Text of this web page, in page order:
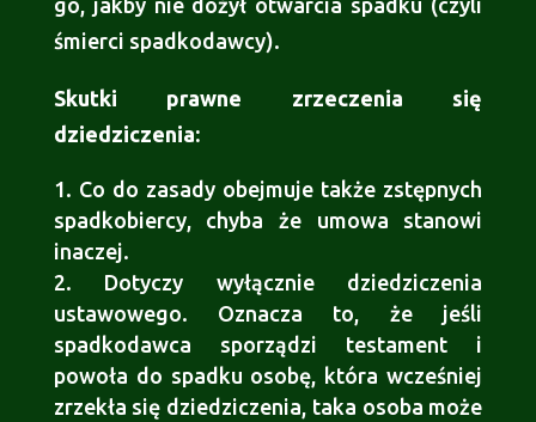
go, jakby nie dożył otwarcia spadku (czyli
śmierci spadkodawcy).
Skutki prawne zrzeczenia się
dziedziczenia:
Co do zasady obejmuje także zstępnych
spadkobiercy, chyba że umowa stanowi
inaczej.
Dotyczy wyłącznie dziedziczenia
ustawowego. Oznacza to, że jeśli
spadkodawca sporządzi testament i
powoła do spadku osobę, która wcześniej
zrzekła się dziedziczenia, taka osoba może